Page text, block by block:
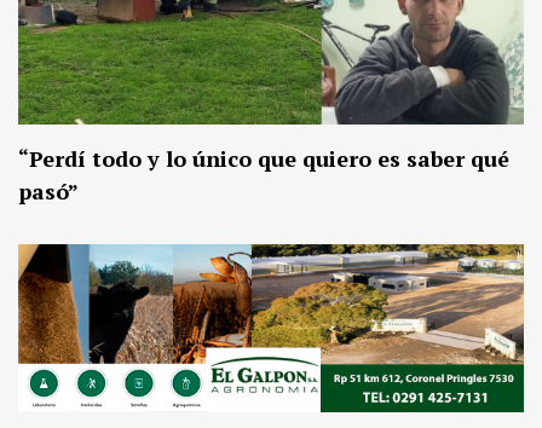
“Perdí todo y lo único que quiero es saber qué
pasó”